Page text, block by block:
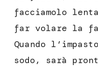
facciamolo
far volare la
Quando
sodo, sarà